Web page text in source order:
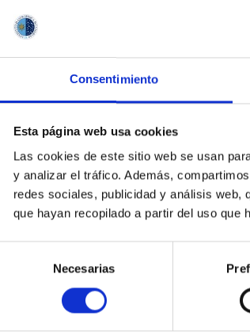
Consentimiento
Esta página web usa cookies
Las cookies de este sitio web se usan
y analizar el tráfico. Además,
redes sociales, publicidad y análisis web,
que hayan recopilado a partir del uso que
consentimiento
Necesarias
INFORMACIÓN INSTITUCIONAL
Legislación
Transparencia
Código ético y política